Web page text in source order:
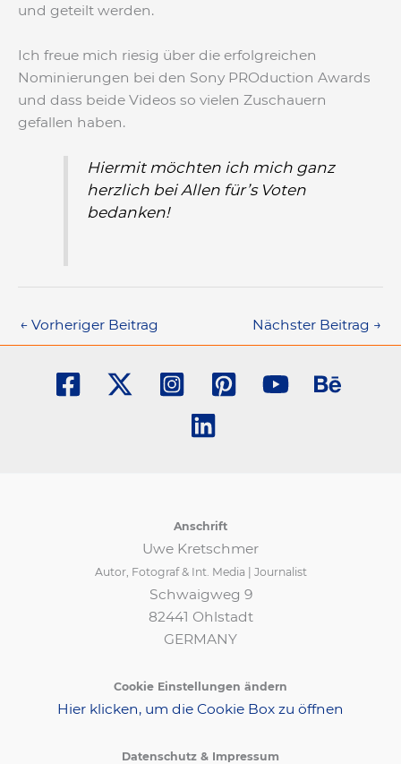
und geteilt werden.
Ich freue mich riesig über die erfolgreichen
Nominierungen bei den Sony PROduction Awards
und dass beide Videos so vielen Zuschauern
gefallen haben.
Hiermit möchten ich mich ganz
herzlich bei Allen für’s Voten
bedanken!
← Vorheriger Beitrag Nächster Beitrag →
Anschrift
Uwe Kretschmer
Autor, Fotograf & Int. Media | Journalist
Schwaigweg 9
82441 Ohlstadt
GERMANY
Cookie Einstellungen ändern
Hier klicken, um die Cookie Box zu öffnen
Datenschutz & Impressum